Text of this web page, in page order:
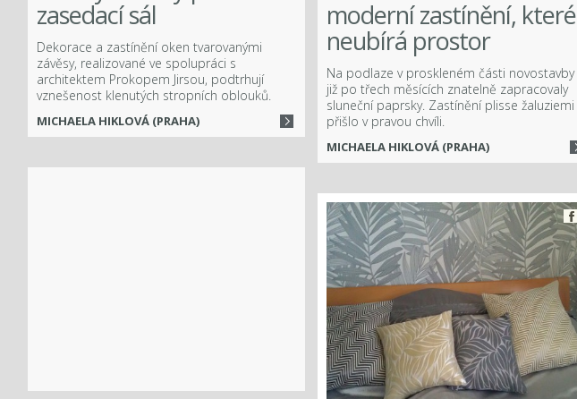
zasedací sál
Dekorace a zastínění oken tvarovanými
závěsy, realizované ve spolupráci s
architektem Prokopem Jirsou, podtrhují
vznešenost klenutých stropních oblouků.
MICHAELA HIKLOVÁ (PRAHA)
moderní zastínění, které
neubírá prostor
Na podlaze v proskleném části novostavby
již po třech měsících znatelně zapracovaly
sluneční paprsky. Zastínění plisse žaluziemi
přišlo v pravou chvíli.
MICHAELA HIKLOVÁ (PRAHA)